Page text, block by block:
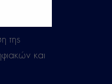
της
και